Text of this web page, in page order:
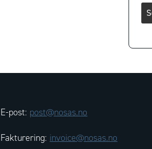
E-post: post@nosas.no
Fakturering: invoice@nosas.no